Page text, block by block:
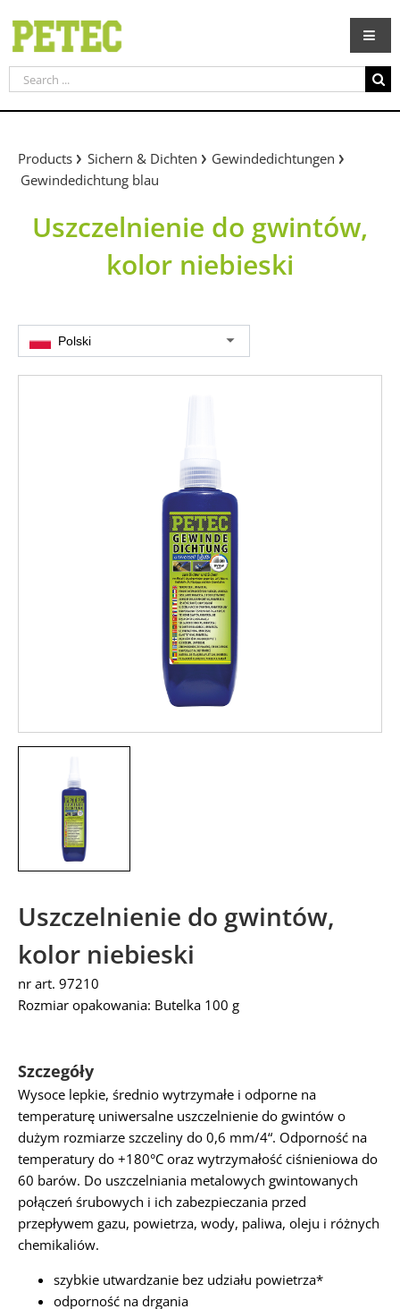
content
Search
for:
Products Sichern & Dichten
Gewindedichtungen
Gewindedichtung blau
Uszczelnienie do gwintów,
kolor niebieski
Polski
Uszczelnienie do gwintów,
kolor niebieski
nr art. 97210
Rozmiar opakowania: Butelka 100 g
Szczegóły
Wysoce lepkie, średnio wytrzymałe i odporne na
temperaturę uniwersalne uszczelnienie do gwintów o
dużym rozmiarze szczeliny do 0,6 mm/4“. Odporność na
temperatury do +180°C oraz wytrzymałość ciśnieniowa do
60 barów. Do uszczelniania metalowych gwintowanych
połączeń śrubowych i ich zabezpieczania przed
przepływem gazu, powietrza, wody, paliwa, oleju i różnych
chemikaliów.
szybkie utwardzanie bez udziału powietrza*
odporność na drgania